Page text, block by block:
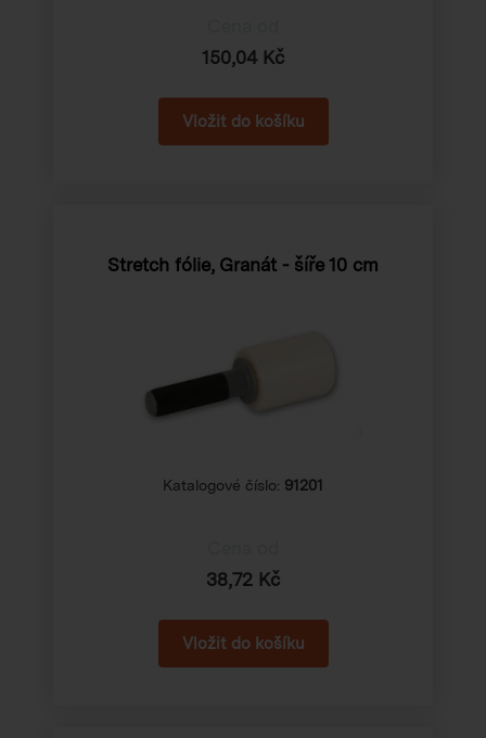
150,04 Kč
Stretch fólie, Granát - šíře 10 cm
Katalogové číslo: 91201
38,72 Kč